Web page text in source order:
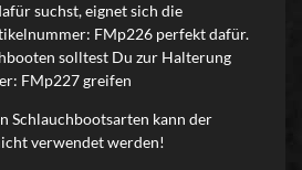
suchst, eignet sich die
FMp226 perfekt dafür.
solltest Du zur Halterung
FMp227 greifen
Schlauchbootsarten kann der
verwendet werden!